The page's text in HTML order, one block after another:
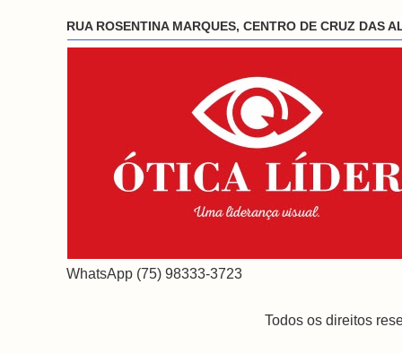
RUA ROSENTINA MARQUES, CENTRO DE CRUZ DAS
WhatsApp (75) 98333-3723
Todos os direitos